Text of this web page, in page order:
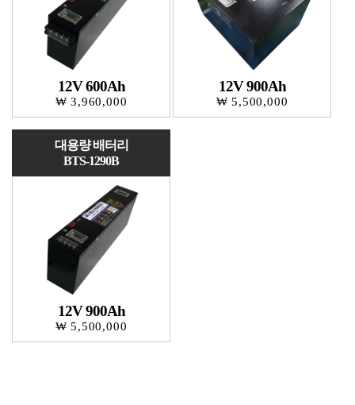
12V 600Ah
₩ 3,960,000
12V 900Ah
₩ 5,500,000
대용량 배터리
BTS-1290B
12V 900Ah
₩ 5,500,000